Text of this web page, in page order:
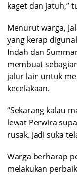
kaget dan jatuh,”
Menurut warga,
yang kerap
Indah dan
membuat
jalur lain untuk
kecelakaan.
“Sekarang kalau
lewat Perwira
rusak. Jadi suka
Warga berharap
melakukan